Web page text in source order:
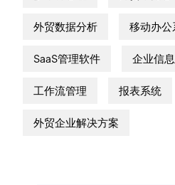
外贸数据分析 移动办公
SaaS管理软件 企业信
工作流管理 报表系统
外贸企业解决方案